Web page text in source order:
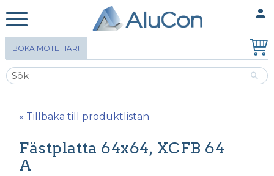
person
BOKA MÖTE HÄR!
« Tillbaka till produktlistan
Fästplatta 64x64, XCFB 64
A